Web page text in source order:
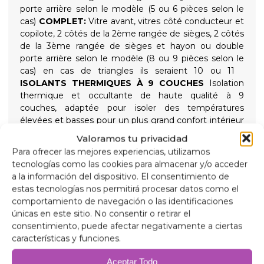
Valoramos tu privacidad
Para ofrecer las mejores experiencias, utilizamos
tecnologías como las cookies para almacenar y/o acceder
a la información del dispositivo. El consentimiento de
estas tecnologías nos permitirá procesar datos como el
comportamiento de navegación o las identificaciones
únicas en este sitio. No consentir o retirar el
consentimiento, puede afectar negativamente a ciertas
características y funciones.
Aceptar Todo
porte arrière selon le modèle (5 ou 6 pièces selon le
cas) COMPLET:Vitre avant, vitres côté conducteur et
copilote, 2 côtés de la 2ème rangée de sièges, 2 côtés
de la 3ème rangée de sièges et hayon ou double
porte arrière selon le modèle (8 ou 9 pièces selon le
cas) en cas de triangles ils seraient 10 ou 11
ISOLANTS THERMIQUES À 9 COUCHES Isolation
thermique et occultante de haute qualité à 9
couches, adaptée pour isoler des températures
élevées et basses pour un plus grand confort intérieur
et offrir une obscurité totale pour des nuits
reposantes, maintenue en place par des ventouses
vissées à haute aspiration faciles à retirer pour
simplifier l'installation.
Composition
Aluminium 90 microns, anti-ultraviolet et résistant
aux rayures.
Polyéthylène expansé de 2 mm.
Film aluminium 38 microns, pour isolation.
Polyéthylène expansé de 2 mm.